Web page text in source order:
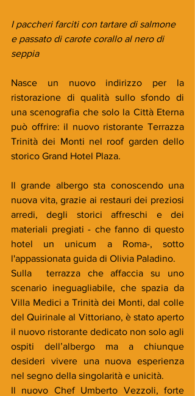
I paccheri farciti con tartare di salmone
e passato di carote corallo al nero di
seppia
Nasce un nuovo indirizzo per la
ristorazione di qualità sullo sfondo di
una scenografia che solo la Città Eterna
può offrire: il nuovo ristorante Terrazza
Trinità dei Monti nel roof garden dello
storico Grand Hotel Plaza.
Il grande albergo sta conoscendo una
nuova vita, grazie ai restauri dei preziosi
arredi, degli storici affreschi e dei
materiali pregiati - che fanno di questo
hotel un unicum a Roma-, sotto
l'appassionata guida di Olivia Paladino.
Sulla  terrazza che affaccia su uno
scenario ineguagliabile, che spazia da
Villa Medici a Trinità dei Monti, dal colle
del Quirinale al Vittoriano, è stato aperto
il nuovo ristorante dedicato non solo agli
ospiti dell’albergo ma a chiunque
desideri vivere una nuova esperienza
nel segno della singolarità e unicità.
Il nuovo Chef Umberto Vezzoli, forte